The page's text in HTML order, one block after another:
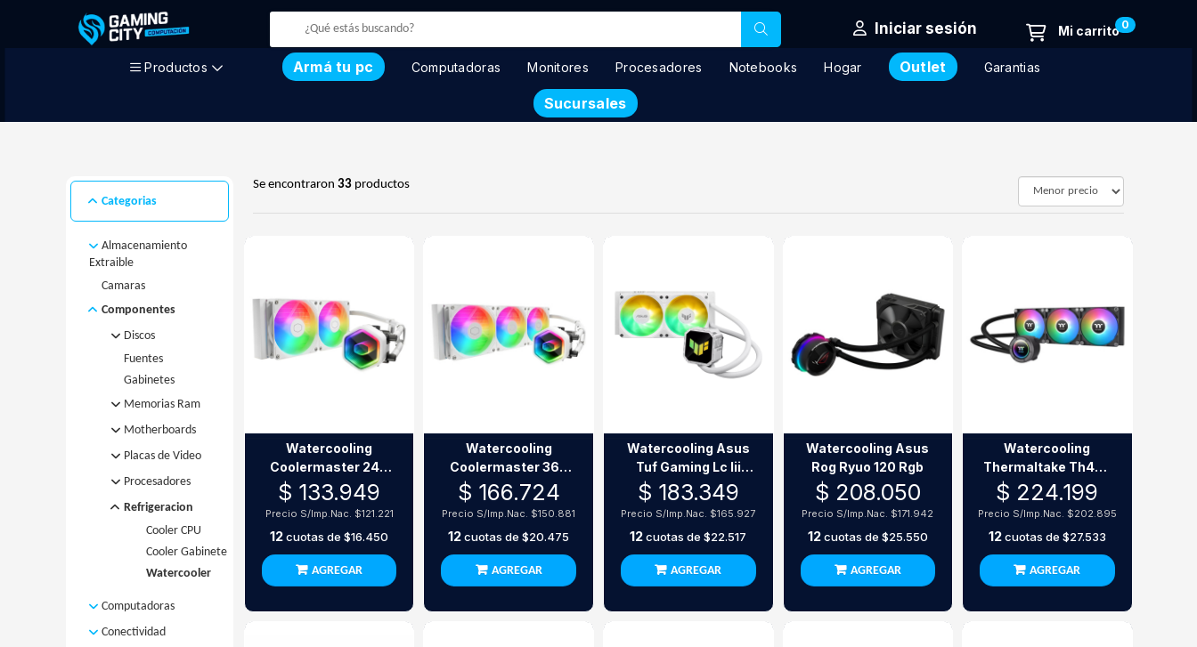
Iniciar sesión 0
Productos Armá tu pc Computadoras Monitores Procesadores Notebooks Hogar Outlet Garantias
Sucursales
Categorias
Almacenamiento
Extraible
Disco Externo
MicroSD
Camaras
Componentes
Discos
Disco M.2
Disco Rigido
Disco SSD
Fuentes
Gabinetes
Memorias Ram
DDR3
DDR4
(SODIMM)
Motherboards
Mothers
Placas de Video
Placas de
Video Nvidia
Procesadores
Micro AMD
Micro INTEL
Refrigeracion
Cooler CPU
Cooler Gabinete
Watercooler
Computadoras
Computadoras
Conectividad
Se encontraron 33 productos
Watercooling
Coolermaster 240
Core Ii White Rgb
$ 133.949
Precio S/Imp.Nac. $121.221
12cuotas de$16.450
AGREGAR
Watercooling
Coolermaster 360
Core Ii White Argb
$ 166.724
Precio S/Imp.Nac. $150.881
12cuotas de$20.475
AGREGAR
Watercooling Asus
Tuf Gaming Lc Iii
240 Argb White
Edition 240Mm
$ 183.349
Precio S/Imp.Nac. $165.927
12cuotas de$22.517
AGREGAR
Watercooling Asus
Rog Ryuo 120 Rgb
$ 208.050
Precio S/Imp.Nac. $171.942
12cuotas de $25.550
AGREGAR
Watercooling
Thermaltake Th420
V2 All-In-One Argb
$ 224.199
Precio S/Imp.Nac. $202.895
12cuotas de $27.533
AGREGAR